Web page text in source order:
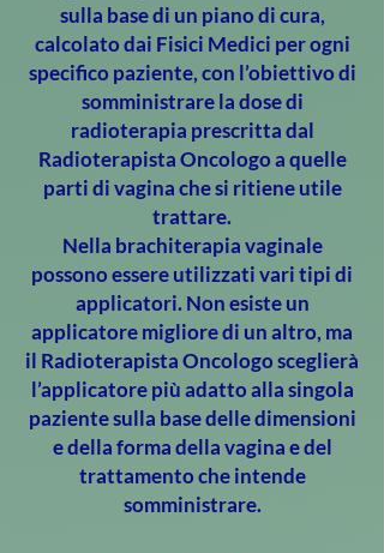
sulla base di un piano di cura,
calcolato dai Fisici Medici per ogni
specifico paziente, con l’obiettivo di
somministrare la dose di
radioterapia prescritta dal
Radioterapista Oncologo a quelle
parti di vagina che si ritiene utile
trattare.
Nella brachiterapia vaginale
possono essere utilizzati vari tipi di
applicatori. Non esiste un
applicatore migliore di un altro, ma
il Radioterapista Oncologo sceglierà
l’applicatore più adatto alla singola
paziente sulla base delle dimensioni
e della forma della vagina e del
trattamento che intende
somministrare.